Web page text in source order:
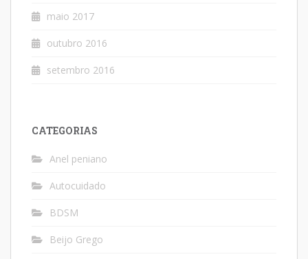
maio 2017
outubro 2016
setembro 2016
CATEGORIAS
Anel peniano
Autocuidado
BDSM
Beijo Grego